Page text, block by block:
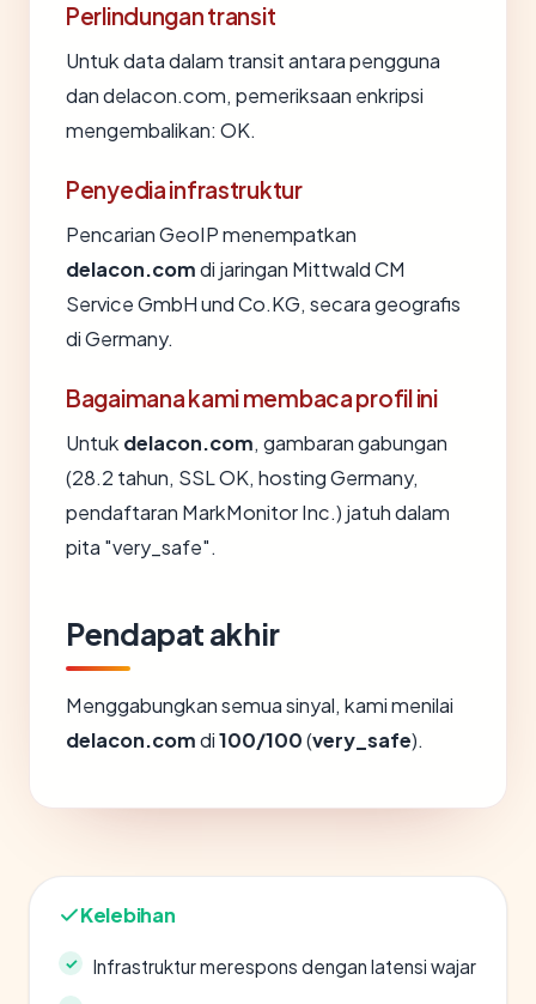
Perlindungan transit
Untuk data dalam transit antara pengguna
dan delacon.com, pemeriksaan enkripsi
mengembalikan: OK.
Penyedia infrastruktur
Pencarian GeoIP menempatkan
delacon.comdi jaringan Mittwald CM
Service GmbH und Co.KG, secara geografis
di Germany.
Bagaimana kami membaca profil ini
Untuk delacon.com, gambaran gabungan
(28.2 tahun, SSL OK, hosting Germany,
pendaftaran MarkMonitor Inc.) jatuh dalam
pita "very_safe".
Pendapat akhir
Menggabungkan semua sinyal, kami menilai
delacon.comdi100/100(very_safe).
Kelebihan
Infrastruktur merespons dengan latensi wajar